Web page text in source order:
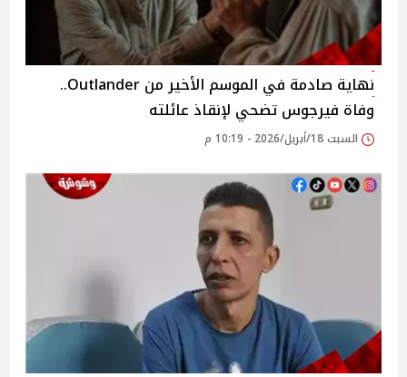
نهاية صادمة في الموسم الأخير من Outlander..
وفاة فيرجوس تضحي لإنقاذ عائلته
السبت 18/أبريل/2026 - 10:19 م